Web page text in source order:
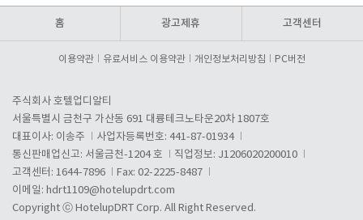
홈 광고제휴 고객센터
이용약관 유료서비스 이용약관 개인정보처리방침 PC버전
주식회사 호텔업디알티
서울특별시 금천구 가산동 691 대륭테크노타운20차 1807호
대표이사: 이송주
사업자등록번호: 441-87-01934
통신판매업신고: 서울금천-1204 호
직업정보: J1206020200010
고객센터: 1644-7896
Fax: 02-2225-8487
이메일: hdrt1109@hotelupdrt.com
Copyright ⓒ HotelupDRT Corp. All Right Reserved.